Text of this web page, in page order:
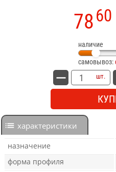
7860
наличие
самовывоз:
шт.
характеристики
назначение
форма профиля